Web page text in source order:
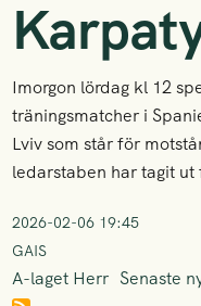
Imorgon lördag kl 12
träningsmatcher i
Lviv som står för
ledarstaben har tagit
2026-02-06 19:45
GAIS
A-laget Herr Senaste